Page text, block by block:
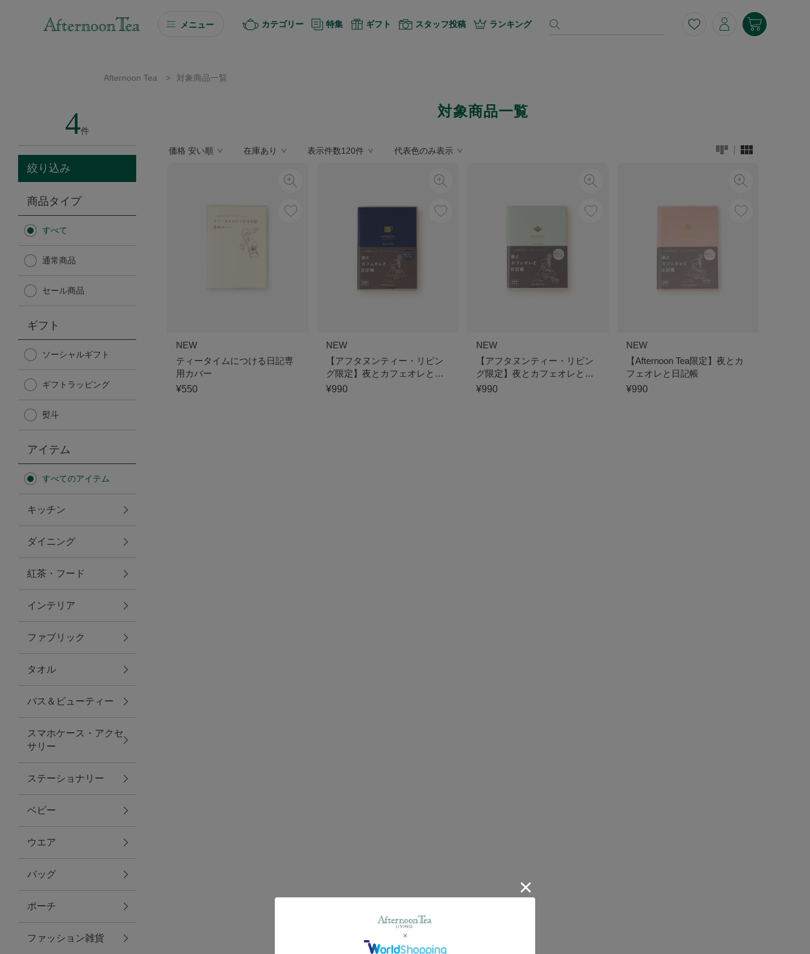
メニュー
ソーシャルギフト
カタログギフト
Afternoon Tea TEAROOM
Afternoon Tea TEAROOM
日傘
保冷バッグ
無重力シリーズ
トラベルグッズ
ランチ
バッグ
キッチン・ダイニング
ダイニング
キッチン
ファブリック
グリーン
バス＆ビューティー
バス＆ビューティー
カテゴリー 特集 ギフト スタッフ投稿 ランキング
Afternoon Tea > 対象商品一覧
4件
絞り込み
商品タイプ
すべて
通常商品
セール商品
ギフト
ソーシャルギフト
ギフトラッピング
熨斗
アイテム
すべてのアイテム
キッチン
ダイニング
紅茶・フード
インテリア
ファブリック
タオル
バス＆ビューティー
スマホケース・アクセ
サリー
ステーショナリー
ベビー
ウエア
バッグ
ポーチ
ファッション雑貨
対象商品一覧
価格 安い順 在庫あり 表示件数120件 代表色のみ表示
NEW
ティータイムにつける日記専
用カバー
¥550
NEW
【アフタヌンティー・リビン
グ限定】夜とカフェオレと日
記帳
¥990
NEW
【アフタヌンティー・リビン
グ限定】夜とカフェオレと日
記帳
¥990
NEW
【Afternoon Tea限定】夜とカ
フェオレと日記帳
¥990